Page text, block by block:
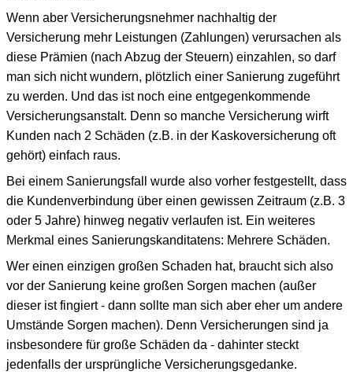
Wenn aber Versicherungsnehmer nachhaltig der
Versicherung mehr Leistungen (Zahlungen) verursachen als
diese Prämien (nach Abzug der Steuern) einzahlen, so darf
man sich nicht wundern, plötzlich einer Sanierung zugeführt
zu werden. Und das ist noch eine entgegenkommende
Versicherungsanstalt. Denn so manche Versicherung wirft
Kunden nach 2 Schäden (z.B. in der Kaskoversicherung oft
gehört) einfach raus.
Bei einem Sanierungsfall wurde also vorher festgestellt, dass
die Kundenverbindung über einen gewissen Zeitraum (z.B. 3
oder 5 Jahre) hinweg negativ verlaufen ist. Ein weiteres
Merkmal eines Sanierungskanditatens: Mehrere Schäden.
Wer einen einzigen großen Schaden hat, braucht sich also
vor der Sanierung keine großen Sorgen machen (außer
dieser ist fingiert - dann sollte man sich aber eher um andere
Umstände Sorgen machen). Denn Versicherungen sind ja
insbesondere für große Schäden da - dahinter steckt
jedenfalls der ursprüngliche Versicherungsgedanke.